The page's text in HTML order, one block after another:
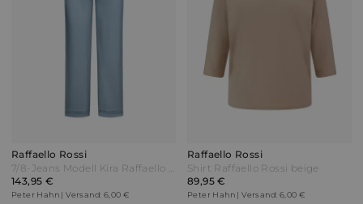
Raffaello Rossi
143,95 €
Peter Hahn | Versand: 6,00 €
Raffaello Rossi
Shirt Raffaello Rossi beige
89,95 €
Peter Hahn | Versand: 6,00 €